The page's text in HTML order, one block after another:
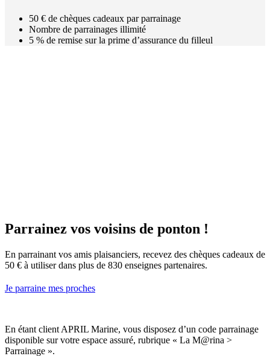
50 € de chèques cadeaux par parrainage
Nombre de parrainages illimité
5 % de remise sur la prime d’assurance du filleul
Parrainez vos voisins de ponton !
En parrainant vos amis plaisanciers, recevez des chèques cadeaux de
50 € à utiliser dans plus de 830 enseignes partenaires.
Je parraine mes proches
En étant client APRIL Marine, vous disposez d’un code parrainage
disponible sur votre espace assuré, rubrique « La M@rina >
Parrainage ».